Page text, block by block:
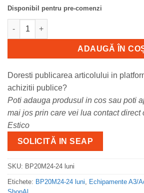
Disponibil pentru pre-comenzi
Cantitate BP20M24-24 luni Sharp
ADAUGĂ ÎN
Doresti publicarea articolului in
achizitii publice?
Poti adauga produsul in cos sau poti
mai jos prin care vei lua contact direct
Estico
SOLICITĂ IN SEAP
SKU: BP20M24-24 luni
Etichete: BP20M24-24 luni, Echipamente A3/